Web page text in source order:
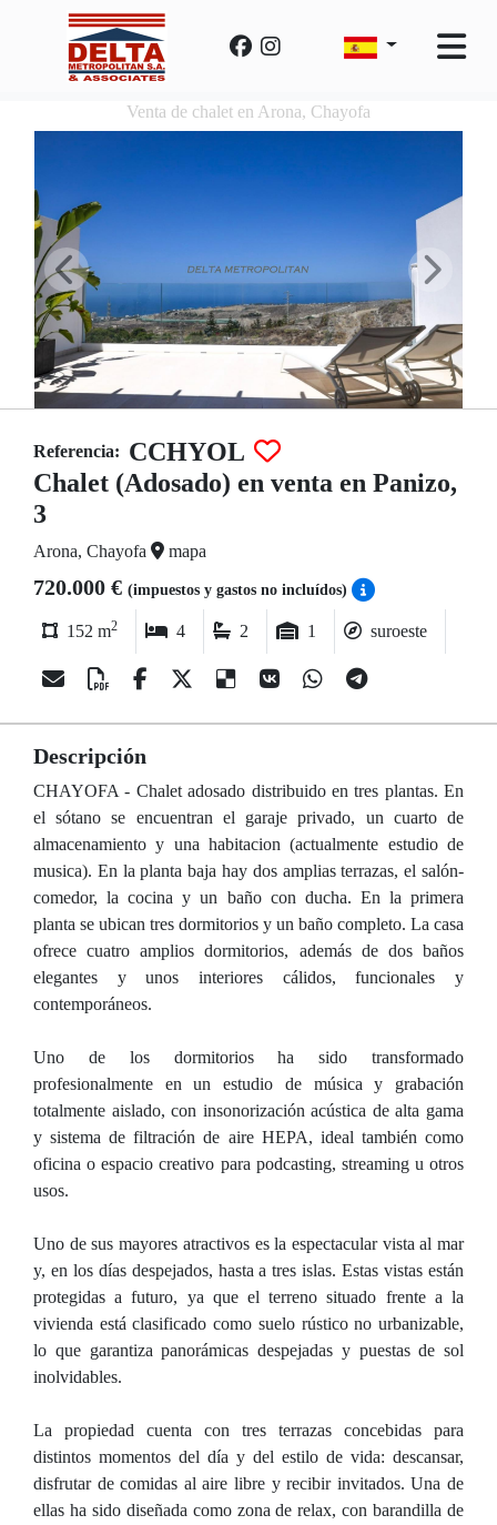
Venta de chalet en Arona, Chayofa
Referencia: CCHYOL
Chalet (Adosado) en venta en Panizo,
3
Arona, Chayofa mapa
720.000 € (impuestos y gastos no incluídos)
152 m2 4 2 1 suroeste
Descripción
CHAYOFA - Chalet adosado distribuido en tres plantas. En
el sótano se encuentran el garaje privado, un cuarto de
almacenamiento y una habitacion (actualmente estudio de
musica). En la planta baja hay dos amplias terrazas, el salón-
comedor, la cocina y un baño con ducha. En la primera
planta se ubican tres dormitorios y un baño completo. La casa
ofrece cuatro amplios dormitorios, además de dos baños
elegantes y unos interiores cálidos, funcionales y
contemporáneos.
Uno de los dormitorios ha sido transformado
profesionalmente en un estudio de música y grabación
totalmente aislado, con insonorización acústica de alta gama
y sistema de filtración de aire HEPA, ideal también como
oficina o espacio creativo para podcasting, streaming u otros
usos.
Uno de sus mayores atractivos es la espectacular vista al mar
y, en los días despejados, hasta a tres islas. Estas vistas están
protegidas a futuro, ya que el terreno situado frente a la
vivienda está clasificado como suelo rústico no urbanizable,
lo que garantiza panorámicas despejadas y puestas de sol
inolvidables.
La propiedad cuenta con tres terrazas concebidas para
distintos momentos del día y del estilo de vida: descansar,
disfrutar de comidas al aire libre y recibir invitados. Una de
ellas ha sido diseñada como zona de relax, con barandilla de